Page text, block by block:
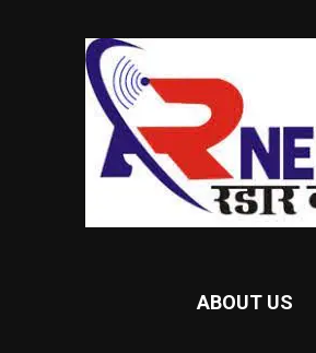
ABOUT US